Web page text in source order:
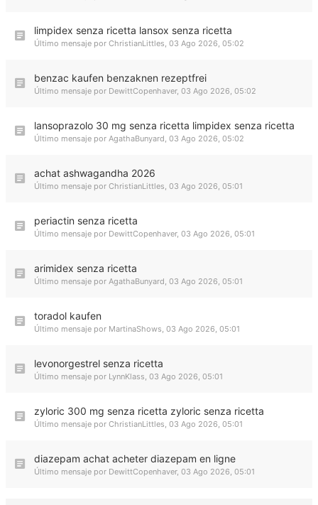
limpidex senza ricetta lansox senza ricetta
Último mensaje por ChristianLittles, 03 Ago 2026, 05:02
benzac kaufen benzaknen rezeptfrei
Último mensaje por DewittCopenhaver, 03 Ago 2026, 05:02
lansoprazolo 30 mg senza ricetta limpidex senza ricetta
Último mensaje por AgathaBunyard, 03 Ago 2026, 05:02
achat ashwagandha 2026
Último mensaje por ChristianLittles, 03 Ago 2026, 05:01
periactin senza ricetta
Último mensaje por DewittCopenhaver, 03 Ago 2026, 05:01
arimidex senza ricetta
Último mensaje por AgathaBunyard, 03 Ago 2026, 05:01
toradol kaufen
Último mensaje por MartinaShows, 03 Ago 2026, 05:01
levonorgestrel senza ricetta
Último mensaje por LynnKlass, 03 Ago 2026, 05:01
zyloric 300 mg senza ricetta zyloric senza ricetta
Último mensaje por ChristianLittles, 03 Ago 2026, 05:01
diazepam achat acheter diazepam en ligne
Último mensaje por DewittCopenhaver, 03 Ago 2026, 05:01